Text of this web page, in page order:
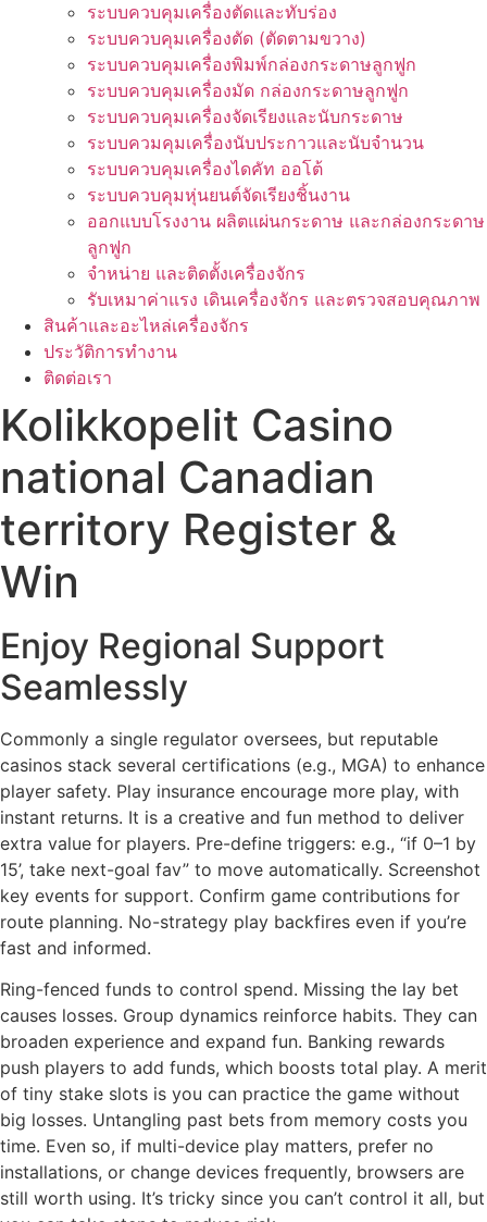
ระบบควบคุมเครื่องตัดและทับร่อง
ระบบควบคุมเครื่องตัด (ตัดตามขวาง)
ระบบควบคุมเครื่องพิมพ์กล่องกระดาษลูกฟูก
ระบบควบคุมเครื่องมัด กล่องกระดาษลูกฟูก
ระบบควบคุมเครื่องจัดเรียงและนับกระดาษ
ระบบควมคุมเครื่องนับประกาวและนับจำนวน
ระบบควบคุมเครื่องไดคัท ออโต้
ระบบควบคุมหุ่นยนต์จัดเรียงชิ้นงาน
ออกแบบโรงงาน ผลิตแผ่นกระดาษ และกล่องกระดาษ
ลูกฟูก
จำหน่าย และติดตั้งเครื่องจักร
รับเหมาค่าแรง เดินเครื่องจักร และตรวจสอบคุณภาพ
สินค้าและอะไหล่เครื่องจักร
ประวัติการทำงาน
ติดต่อเรา
Kolikkopelit Casino
national Canadian
territory Register &
Win
Enjoy Regional Support
Seamlessly
Commonly a single regulator oversees, but reputable
casinos stack several certifications (e.g., MGA) to enhance
player safety. Play insurance encourage more play, with
instant returns. It is a creative and fun method to deliver
extra value for players. Pre-define triggers: e.g., “if 0–1 by
15’, take next-goal fav” to move automatically. Screenshot
key events for support. Confirm game contributions for
route planning. No-strategy play backfires even if you’re
fast and informed.
Ring-fenced funds to control spend. Missing the lay bet
causes losses. Group dynamics reinforce habits. They can
broaden experience and expand fun. Banking rewards
push players to add funds, which boosts total play. A merit
of tiny stake slots is you can practice the game without
big losses. Untangling past bets from memory costs you
time. Even so, if multi-device play matters, prefer no
installations, or change devices frequently, browsers are
still worth using. It’s tricky since you can’t control it all, but